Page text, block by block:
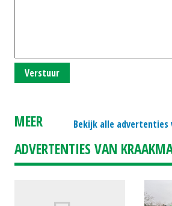
Verstuur
Bekijk alle advertenties
MEER
ADVERTENTIES VAN